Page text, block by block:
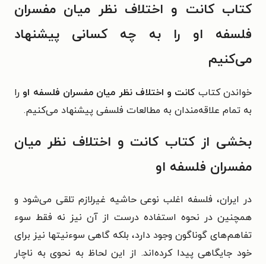
کتاب کانت و اختلاف نظر میان مفسران
فلسفه او را به چه کسانی پیشنهاد
می‌کنیم
خواندن کتاب کانت و اختلاف نظر میان مفسران فلسفه او را
به تمام علاقه‌مندان به مطالعات فلسفی پیشنهاد می‌کنیم.
بخشی از کتاب کانت و اختلاف نظر میان
مفسران فلسفه او
در ایران، فلسفه اغلب نوعی حاشیه غیرلازم تلقی می‌‏شود و
همچنین در نحوه استفاده درست از آن نیز نه فقط سوء
تفاهم‌‏های گوناگون وجود دارد، بلکه گاهی سوء‏نیت‏ها نیز برای
خود جایگاهی پیدا کرده‌‏اند. از این لحاظ به نحوی به ناچار